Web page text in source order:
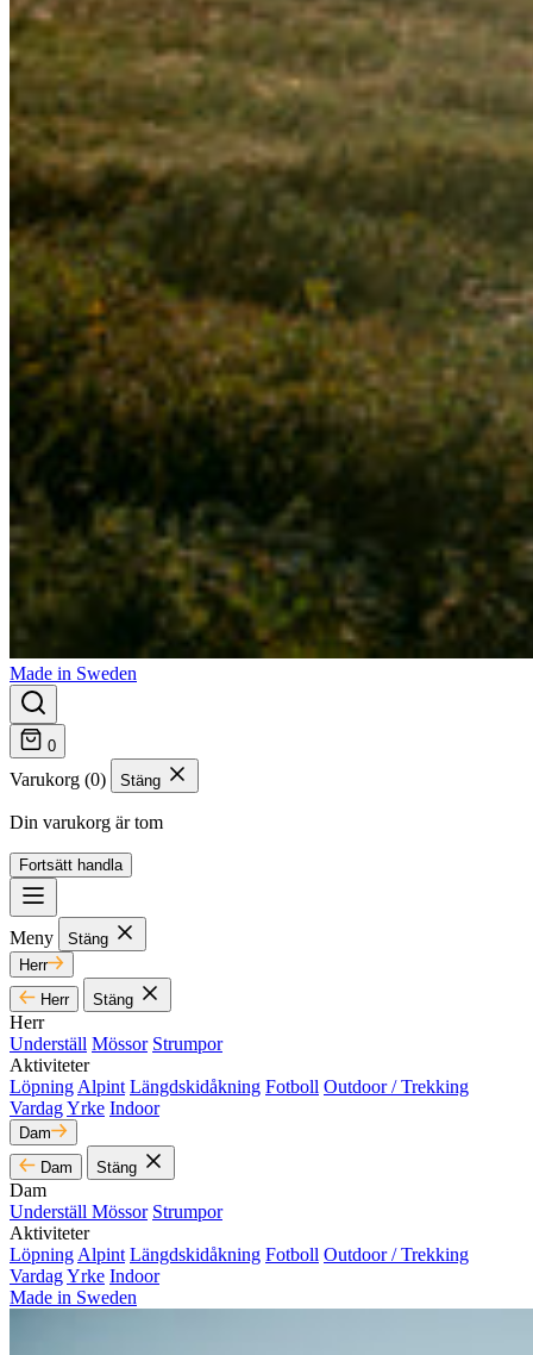
Made in Sweden
0
Varukorg (0) Stäng
Din varukorg är tom
Fortsätt handla
Meny
Stäng
Herr
Herr
Stäng
Herr
Underställ Mössor Strumpor
Aktiviteter
Löpning Alpint Längdskidåkning Fotboll Outdoor / Trekking
VardagYrke Indoor
Dam
Dam
Stäng
Dam
Underställ Mössor Strumpor
Aktiviteter
Löpning Alpint Längdskidåkning Fotboll Outdoor / Trekking
VardagYrke Indoor
Made in Sweden